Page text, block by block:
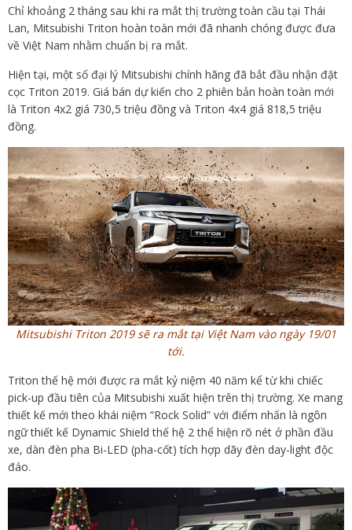
Chỉ khoảng 2 tháng sau khi ra mắt thị trường toàn cầu tại Thái
Lan, Mitsubishi Triton hoàn toàn mới đã nhanh chóng được đưa
về Việt Nam nhằm chuẩn bị ra mắt.
Hiện tại, một số đại lý Mitsubishi chính hãng đã bắt đầu nhận đặt
cọc Triton 2019. Giá bán dự kiến cho 2 phiên bản hoàn toàn mới
là Triton 4x2 giá 730,5 triệu đồng và Triton 4x4 giá 818,5 triệu
đồng.
Mitsubishi Triton 2019 sẽ ra mắt tại Việt Nam vào ngày 19/01
tới.
Triton thế hệ mới được ra mắt kỷ niệm 40 năm kể từ khi chiếc
pick-up đầu tiên của Mitsubishi xuất hiện trên thị trường. Xe mang
thiết kế mới theo khái niệm “Rock Solid” với điểm nhấn là ngôn
ngữ thiết kế Dynamic Shield thế hệ 2 thể hiện rõ nét ở phần đầu
xe, dàn đèn pha Bi-LED (pha-cốt) tích hợp dãy đèn day-light độc
đáo.